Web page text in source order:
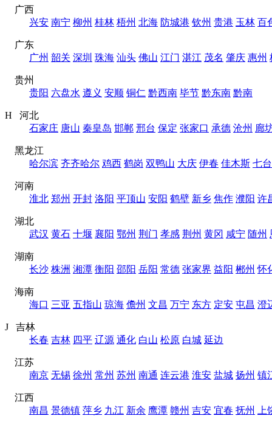
广西
兴安 南宁 柳州 桂林 梧州 北海 防城港 钦州 贵港 玉林 百
广东
广州 韶关 深圳 珠海 汕头 佛山 江门 湛江 茂名 肇庆 惠州
贵州
贵阳 六盘水 遵义 安顺 铜仁 黔西南 毕节 黔东南 黔南
H 河北
石家庄 唐山 秦皇岛 邯郸 邢台 保定 张家口 承德 沧州 廊
黑龙江
哈尔滨 齐齐哈尔 鸡西 鹤岗 双鸭山 大庆 伊春 佳木斯 七
河南
淮北 郑州 开封 洛阳 平顶山 安阳 鹤壁 新乡 焦作 濮阳 许
湖北
武汉 黄石 十堰 襄阳 鄂州 荆门 孝感 荆州 黄冈 咸宁 随州
湖南
长沙 株洲 湘潭 衡阳 邵阳 岳阳 常德 张家界 益阳 郴州 怀
海南
海口 三亚 五指山 琼海 儋州 文昌 万宁 东方 定安 屯昌 澄
J 吉林
长春 吉林 四平 辽源 通化 白山 松原 白城 延边
江苏
南京 无锡 徐州 常州 苏州 南通 连云港 淮安 盐城 扬州 镇
江西
南昌 景德镇 萍乡 九江 新余 鹰潭 赣州 吉安 宜春 抚州 上